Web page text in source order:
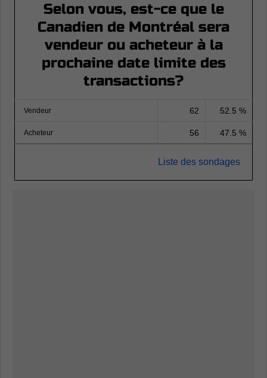
Selon vous, est-ce que le
Canadien de Montréal sera
vendeur ou acheteur à la
prochaine date limite des
transactions?
Vendeur 62 52.5 %
Acheteur 56 47.5 %
Liste des sondages